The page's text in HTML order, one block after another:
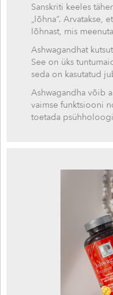
Sanskriti keeles
„lõhna“. Arvatakse,
lõhnast, mis
Ashwagandhat
See on üks
seda on kasutatud
Ashwagandha võib
vaimse funktsiooni
toetada